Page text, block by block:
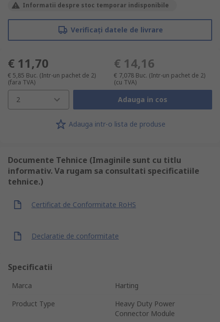
Informatii despre stoc temporar indisponibile
Verificați datele de livrare
€ 11,70
€ 5,85 Buc. (Intr-un pachet de 2)
(fara TVA)
€ 14,16
€ 7,078 Buc. (Intr-un pachet de 2)
(cu TVA)
2 Adauga in cos
Adauga intr-o lista de produse
Documente Tehnice (Imaginile sunt cu titlu
informativ. Va rugam sa consultati specificatiile
tehnice.)
Certificat de Conformitate RoHS
Declaratie de conformitate
Specificatii
Marca
Harting
Product Type
Heavy Duty Power
Connector Module